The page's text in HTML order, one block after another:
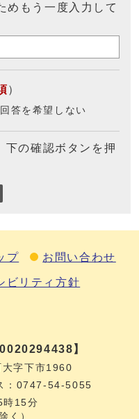
めもう一度入力して
）
回答を希望しない
下の確認ボタンを押
プ お問い合わせ
ビリティ方針
】
大字下市1960
：0747‐54‐5055
時15分
く）